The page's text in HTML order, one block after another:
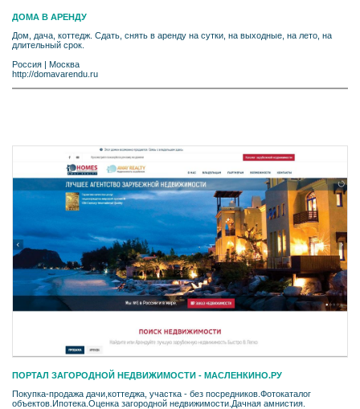
ДОМА В АРЕНДУ
Дом, дача, коттедж. Сдать, снять в аренду на сутки, на выходные, на лето, на
длительный срок.
Россия | Москва
http://domavarendu.ru
ПОРТАЛ ЗАГОРОДНОЙ НЕДВИЖИМОСТИ - МАСЛЕНКИНО.РУ
Покупка-продажа дачи,коттеджа, участка - без посредников.Фотокаталог
объектов.Ипотека.Оценка загородной недвижимости.Дачная амнистия.